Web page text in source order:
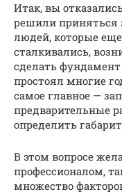
Итак, вы
решили приняться
людей, которые
сталкивались,
сделать
простоял многие
самое главное —
предварительные
определить
В этом вопросе
профессионалом,
множество